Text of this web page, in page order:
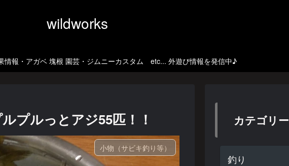
wildworks
情報・アガベ 塊根 園芸・ジムニーカスタム etc... 外遊び情報を発信中♪
プルっとアジ55匹！！
小物（サビキ釣り等）
カテゴリー
釣り